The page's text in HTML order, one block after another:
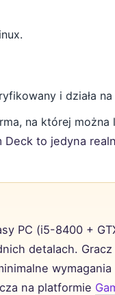
i działa
na której
Deck to jedyna
PC (i5-8400 +
detalach.
na platformie